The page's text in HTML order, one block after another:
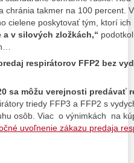
chránia takmer na 100 percent.
cielene poskytovať tým, ktorí
v silových zložkách,“
respirátorov FFP2 bez
sa môžu verejnosti predávať
triedy FFP3 a FFP2 s
osôb. Viac o výnimkách na
uvoľnenie zákazu predaja